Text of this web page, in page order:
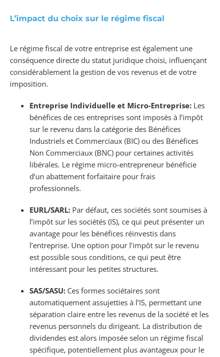
L’impact du choix sur le régime fiscal
Le régime fiscal de votre entreprise est également une
conséquence directe du statut juridique choisi, influençant
considérablement la gestion de vos revenus et de votre
imposition.
Entreprise Individuelle et Micro-Entreprise: Les
bénéfices de ces entreprises sont imposés à l’impôt
sur le revenu dans la catégorie des Bénéfices
Industriels et Commerciaux (BIC) ou des Bénéfices
Non Commerciaux (BNC) pour certaines activités
libérales. Le régime micro-entrepreneur bénéficie
d’un abattement forfaitaire pour frais
professionnels.
EURL/SARL: Par défaut, ces sociétés sont soumises à
l’impôt sur les sociétés (IS), ce qui peut présenter un
avantage pour les bénéfices réinvestis dans
l’entreprise. Une option pour l’impôt sur le revenu
est possible sous conditions, ce qui peut être
intéressant pour les petites structures.
SAS/SASU: Ces formes sociétaires sont
automatiquement assujetties à l’IS, permettant une
séparation claire entre les revenus de la société et les
revenus personnels du dirigeant. La distribution de
dividendes est alors imposée selon un régime fiscal
spécifique, potentiellement plus avantageux pour le